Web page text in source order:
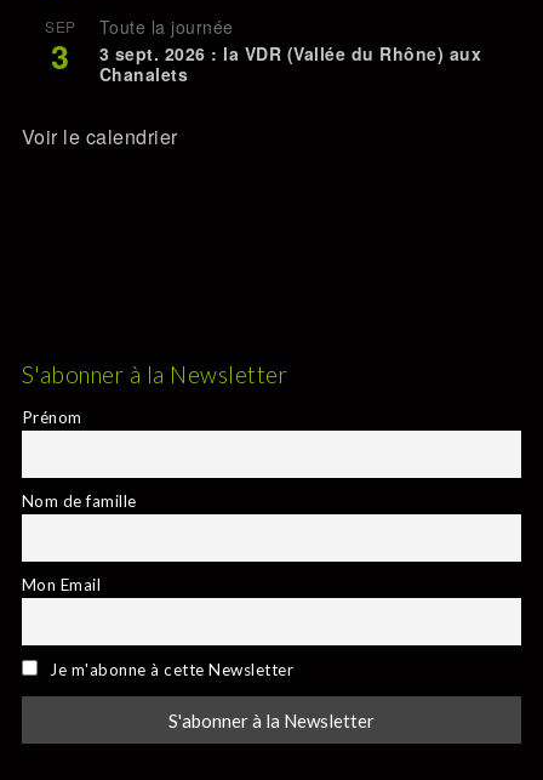
SEP
3
Toute la journée
3 sept. 2026 : la VDR (Vallée du Rhône) aux
Chanalets
Voir le calendrier
S'abonner à la Newsletter
Prénom
Nom de famille
Mon Email
Je m'abonne à cette Newsletter